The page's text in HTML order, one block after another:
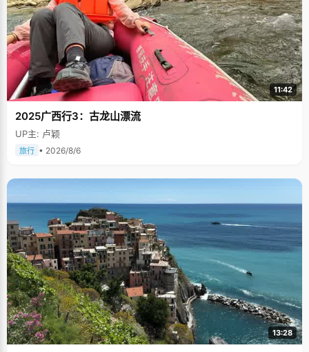
11:42
2025广西行3：古龙山漂流
UP主: 卢颖
旅行 • 2026/8/6
13:28